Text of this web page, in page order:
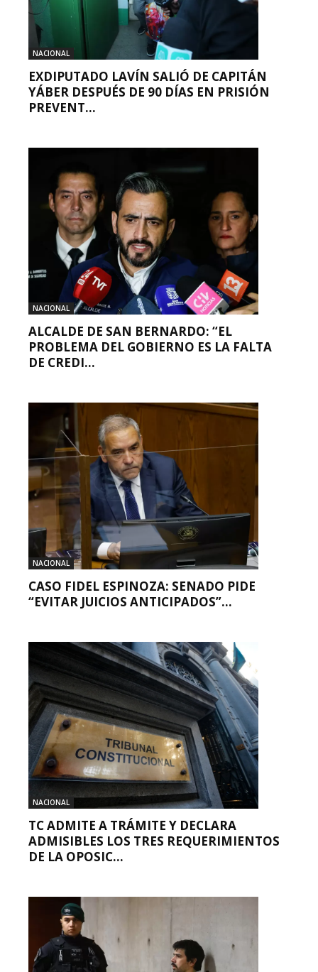
NACIONAL
EXDIPUTADO LAVÍN SALIÓ DE CAPITÁN
YÁBER DESPUÉS DE 90 DÍAS EN PRISIÓN
PREVENT...
NACIONAL
ALCALDE DE SAN BERNARDO: “EL
PROBLEMA DEL GOBIERNO ES LA FALTA
DE CREDI...
NACIONAL
CASO FIDEL ESPINOZA: SENADO PIDE
“EVITAR JUICIOS ANTICIPADOS”...
NACIONAL
TC ADMITE A TRÁMITE Y DECLARA
ADMISIBLES LOS TRES REQUERIMIENTOS
DE LA OPOSIC...